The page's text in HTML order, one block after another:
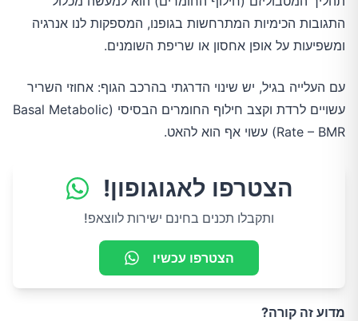
התגובות הכימיות המתרחשות בגופנו, המספקות לנו אנרגיה
ומשפיעות על אופן אחסון או שריפת השומנים.
עם העלייה בגיל, יש שינוי הדרגתי בהרכב הגוף: אחוזי השריר
עשויים לרדת וקצב חילוף החומרים הבסיסי (Basal Metabolic
Rate – BMR) עשוי אף הוא להאט.
הצטרפו לאגוגופון!
ותקבלו תכנים בחינם ישירות לווצאפ!
הצטרפו עכשיו
מדוע זה קורה?